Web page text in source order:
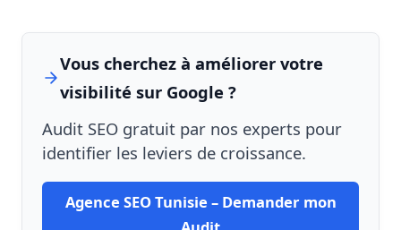
Vous cherchez à améliorer votre
visibilité sur Google ?
Audit SEO gratuit par nos experts pour
identifier les leviers de croissance.
Agence SEO Tunisie – Demander mon